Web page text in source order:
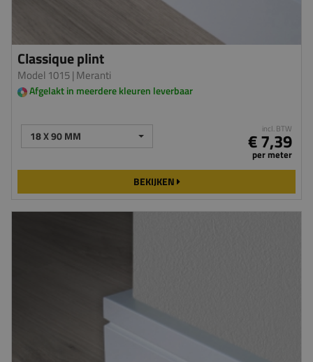
Classique plint
Model 1015| Meranti
Afgelakt in meerdere kleuren leverbaar
18 X 90 MM incl. BTW
€ 7,39
per meter
BEKIJKEN